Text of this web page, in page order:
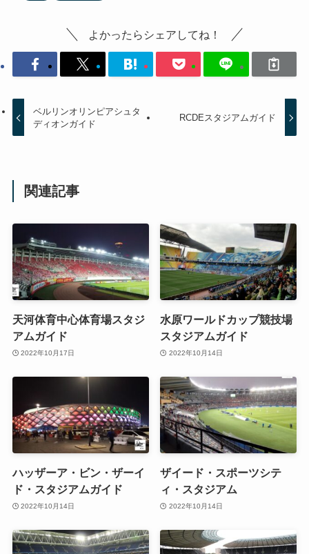
よかったらシェアしてね！
ベルリンオリンピアシュタ
ディオンガイド
RCDEスタジアムガイド
関連記事
天河体育中心体育場スタジ
アムガイド
2022年10月17日
水原ワールドカップ競技場
スタジアムガイド
2022年10月14日
ハッザーア・ビン・ザーイ
ド・スタジアムガイド
2022年10月14日
ザイード・スポーツシテ
ィ・スタジアム
2022年10月14日